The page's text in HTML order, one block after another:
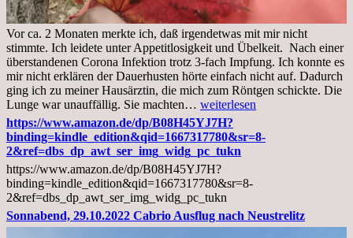
Vor ca. 2 Monaten merkte ich, daß irgendetwas mit mir nicht
stimmte. Ich leidete unter Appetitlosigkeit und Übelkeit. Nach einer
überstandenen Corona Infektion trotz 3-fach Impfung. Ich konnte es
mir nicht erklären der Dauerhusten hörte einfach nicht auf. Dadurch
ging ich zu meiner Hausärztin, die mich zum Röntgen schickte. Die
Lunge war unauffällig. Sie machten… Mittwoch,
02.11.2022,
Arztgespräch
und
Diagnose
Lebermetastasen
weiterlesen
https://www.amazon.de/dp/B08H45YJ7H?
binding=kindle_edition&qid=1667317780&sr=8-
2&ref=dbs_dp_awt_ser_img_widg_pc_tukn
https://www.amazon.de/dp/B08H45YJ7H?
binding=kindle_edition&qid=1667317780&sr=8-
2&ref=dbs_dp_awt_ser_img_widg_pc_tukn
Sonnabend, 29.10.2022 Cabrio Ausflug nach Neustrelitz